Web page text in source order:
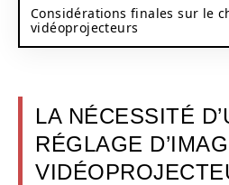
Considérations finales sur le
vidéoprojecteurs
LA NÉCESSITÉ
RÉGLAGE